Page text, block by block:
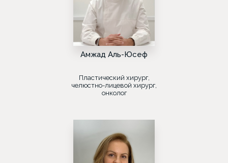
Амжад Аль-Юсеф
Пластический хирург,
челюстно-лицевой хирург,
онколог